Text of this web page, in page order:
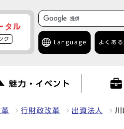
タル
ク
Language よくある
魅力・イベント
行財政改革 出資法人